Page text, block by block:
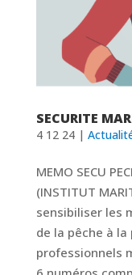
SECURITE
4 12 24|
MEMO SECU
(INSTITUT
sensibiliser les
de la pêche à
professionnels